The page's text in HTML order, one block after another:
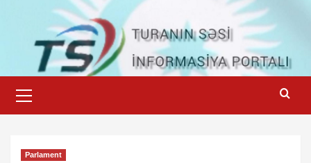
content
Menu
Parlament